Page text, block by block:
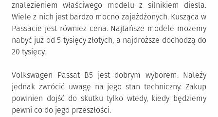
znalezieniem właściwego modelu z silnikiem diesla.
Wiele z nich jest bardzo mocno zajeżdżonych. Kusząca w
Passacie jest również cena. Najtańsze modele możemy
nabyć już od 5 tysięcy złotych, a najdroższe dochodzą do
20 tysięcy.
Volkswagen Passat B5 jest dobrym wyborem. Należy
jednak zwrócić uwagę na jego stan techniczny. Zakup
powinien dojść do skutku tylko wtedy, kiedy będziemy
pewni co do jego przeszłości.